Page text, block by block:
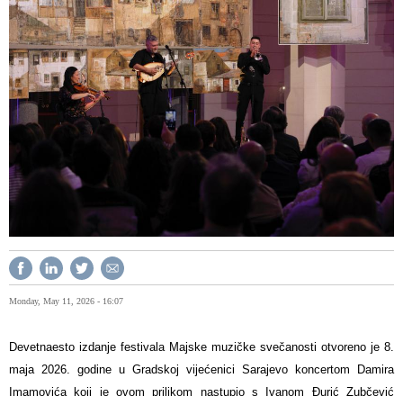
Monday, May 11, 2026 - 16:07
Devetnaesto izdanje festivala Majske muzičke svečanosti otvoreno je 8.
maja 2026. godine u Gradskoj vijećenici Sarajevo koncertom Damira
Imamovića koji je ovom prilikom nastupio s Ivanom Đurić Zubčević